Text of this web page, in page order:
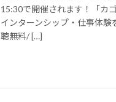
15:30で開催されます！「カ
インターンシップ・仕事体
聴無料/ […]